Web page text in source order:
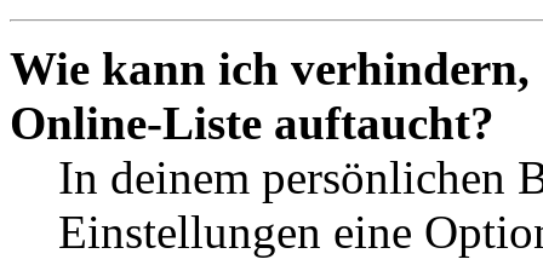
Wie kann ich verhindern,
Online-Liste auftaucht?
In deinem persönlichen
Einstellungen eine